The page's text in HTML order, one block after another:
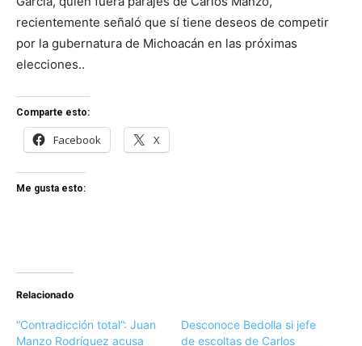
recientemente señaló que sí tiene deseos de competir
por la gubernatura de Michoacán en las próximas
elecciones..
Comparte esto:
Facebook X
Me gusta esto:
Relacionado
“Contradicción total”: Juan
Manzo Rodríguez acusa
Desconoce Bedolla si jefe
de escoltas de Carlos